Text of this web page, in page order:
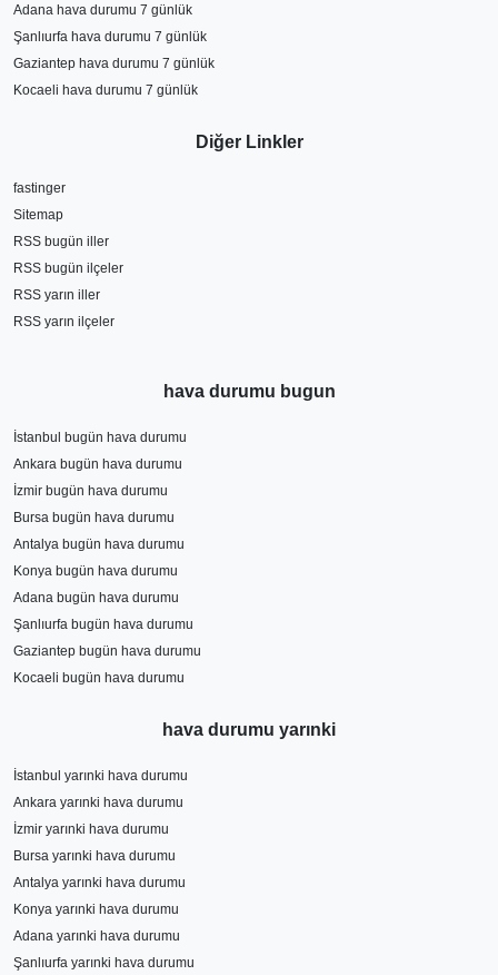
Adana hava durumu 7 günlük
Şanlıurfa hava durumu 7 günlük
Gaziantep hava durumu 7 günlük
Kocaeli hava durumu 7 günlük
Diğer Linkler
fastinger
Sitemap
RSS bugün iller
RSS bugün ilçeler
RSS yarın iller
RSS yarın ilçeler
hava durumu bugun
İstanbul bugün hava durumu
Ankara bugün hava durumu
İzmir bugün hava durumu
Bursa bugün hava durumu
Antalya bugün hava durumu
Konya bugün hava durumu
Adana bugün hava durumu
Şanlıurfa bugün hava durumu
Gaziantep bugün hava durumu
Kocaeli bugün hava durumu
hava durumu yarınki
İstanbul yarınki hava durumu
Ankara yarınki hava durumu
İzmir yarınki hava durumu
Bursa yarınki hava durumu
Antalya yarınki hava durumu
Konya yarınki hava durumu
Adana yarınki hava durumu
Şanlıurfa yarınki hava durumu